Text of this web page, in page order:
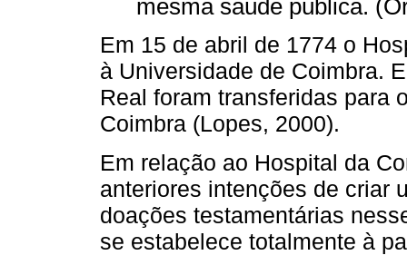
mesma saúde pública.
Em 15 de abril de 1774 o
à Universidade de Coimbra.
Real foram transferidas para
Coimbra (Lopes, 2000).
Em relação ao Hospital da
anteriores intenções de criar
doações testamentárias
se estabelece totalmente à